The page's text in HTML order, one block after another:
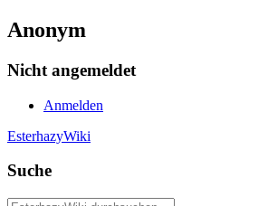
Anonym
Nicht angemeldet
Anmelden
EsterhazyWiki
Suche